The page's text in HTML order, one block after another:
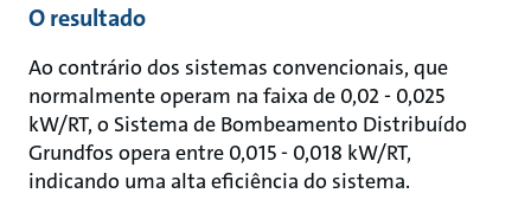
O resultado
Ao contrário dos sistemas convencionais, que
normalmente operam na faixa de 0,02 - 0,025
kW/RT, o Sistema de Bombeamento Distribuído
Grundfos opera entre 0,015 - 0,018 kW/RT,
indicando uma alta eficiência do sistema.